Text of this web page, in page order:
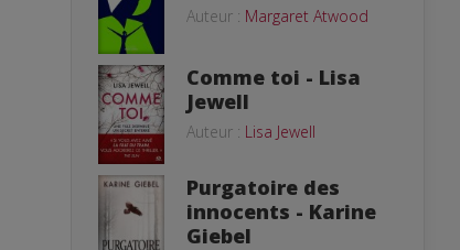
Auteur : Margaret Atwood
Comme toi - Lisa
Jewell
Auteur : Lisa Jewell
Purgatoire des
innocents - Karine
Giebel